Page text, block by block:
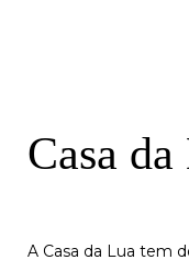
Casa da
A Casa da Lua tem